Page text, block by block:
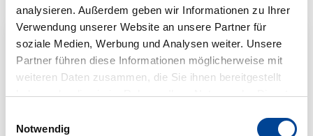
analysieren. Außerdem geben wir Informationen zu Ihrer
Verwendung unserer Website an unsere Partner für
soziale Medien, Werbung und Analysen weiter. Unsere
Partner führen diese Informationen möglicherweise mit
weiteren Daten zusammen, die Sie ihnen bereitgestellt
haben oder die sie im Rahmen Ihrer Nutzung der Dienste
Weitere Informationen finden Sie in unserer
Notwendig